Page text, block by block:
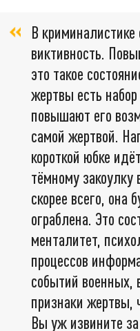
В
виктивность.
это такое
жертвы есть
повышают его
самой жертвой.
короткой юбке
тёмному закоулку
скорее всего, она
ограблена. Это
менталитет,
процессов
событий военных,
признаки жертвы,
Вы уж извините